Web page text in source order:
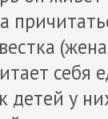
себя
детей у